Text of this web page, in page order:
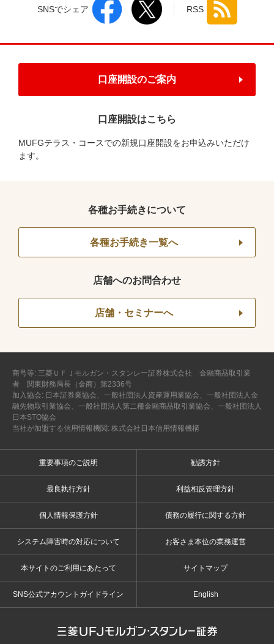
SNSでシェア RSS
口座開設のご案内
口座開設はこちら
MUFGテラス・コースでの新規口座開設をお申込みいただけ
ます。
各種お手続きについて
各種お手続き一覧へ
店舗へのお問合わせ
店舗・セミナーへ
商号等: 三菱ＵＦＪモルガン・スタンレー証券株式会社 金融商品取引業
者 関東財務局長（金商）第2336号
加入協会: 日本証券業協会、一般社団法人資産運用業協会、一般社団法人金
融先物取引業協会、一般社団法人第二種金融商品取引業協会、一般社団法人
日本STO協会
当社が加盟する信用情報機関: 株式会社日本信用情報機構
重要事項のご説明 勧誘方針
最良執行方針 利益相反管理方針
個人情報保護方針 債務の履行に関する方針
システム障害時の対応について お客さま本位の業務運営
本サイトのご利用にあたって サイトマップ
SNS公式アカウントガイドライン English
三菱ＵＦＪモルガン・スタンレー証券